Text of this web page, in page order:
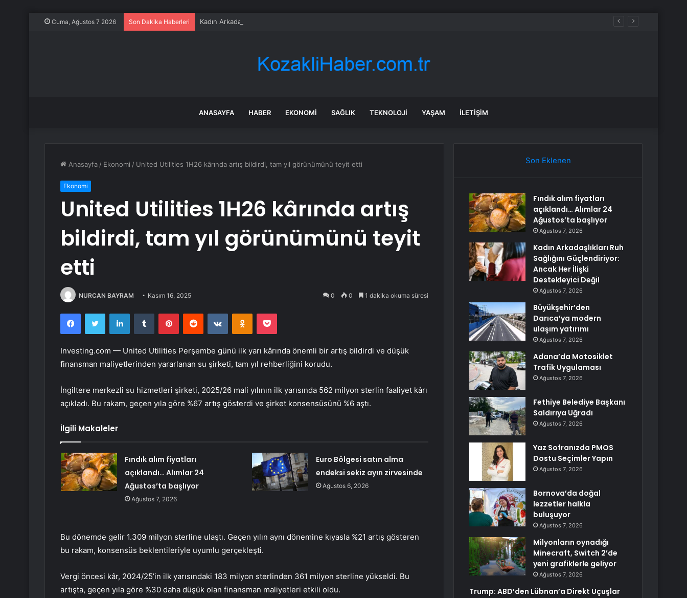
Cuma, Ağustos 7 2026 Son Dakika Haberleri Kadın Arkadaşlıkları Ruh Sağlığını Güçlendiriyor: Ancak Her İlişki Destekleyici Değil
ANASAYFA HABER EKONOMI SAĞLIK TEKNOLOJI YAŞAM İLETIŞIM
Anasayfa / Ekonomi / United Utilities 1H26 kârında artış bildirdi, tam yıl görünümünü teyit etti
Ekonomi
United Utilities 1H26 kârında artış
bildirdi, tam yıl görünümünü teyit
etti
NURCAN BAYRAM Kasım 16, 2025 0 0 1 dakika okuma süresi
FacebookTwitter LinkedInTumblr PinterestReddit VKontakteOdnoklassniki
Pocket
Investing.com — United Utilities Perşembe günü ilk yarı kârında önemli bir artış bildirdi ve düşük
finansman maliyetlerinden yararlanan su şirketi, tam yıl rehberliğini korudu.
İngiltere merkezli su hizmetleri şirketi, 2025/26 mali yılının ilk yarısında 562 milyon sterlin faaliyet kârı
açıkladı. Bu rakam, geçen yıla göre %67 artış gösterdi ve şirket konsensüsünü %6 aştı.
İlgili Makaleler
Fındık alım fiyatları
açıklandı… Alımlar 24
Ağustos’ta başlıyor
Ağustos 7, 2026
Euro Bölgesi satın alma
endeksi sekiz ayın zirvesinde
Ağustos 6, 2026
Bu dönemde gelir 1.309 milyon sterline ulaştı. Geçen yılın aynı dönemine kıyasla %21 artış gösteren
bu rakam, konsensüs beklentileriyle uyumlu gerçekleşti.
Vergi öncesi kâr, 2024/25’in ilk yarısındaki 183 milyon sterlinden 361 milyon sterline yükseldi. Bu
artışta, geçen yıla göre %30 daha düşük olan finansman maliyetleri etkili oldu.
Son Eklenen
Fındık alım fiyatları
açıklandı… Alımlar 24
Ağustos’ta başlıyor
Ağustos 7, 2026
Kadın Arkadaşlıkları Ruh
Sağlığını Güçlendiriyor:
Ancak Her İlişki
Destekleyici Değil
Ağustos 7, 2026
Büyükşehir’den
Darıca’ya modern
ulaşım yatırımı
Ağustos 7, 2026
Adana’da Motosiklet
Trafik Uygulaması
Ağustos 7, 2026
Fethiye Belediye Başkanı
Saldırıya Uğradı
Ağustos 7, 2026
Yaz Sofranızda PMOS
Dostu Seçimler Yapın
Ağustos 7, 2026
Bornova’da doğal
lezzetler halkla
buluşuyor
Ağustos 7, 2026
Milyonların oynadığı
Minecraft, Switch 2’de
yeni grafiklerle geliyor
Ağustos 7, 2026
Trump: ABD’den Lübnan’a Direkt Uçuşlar